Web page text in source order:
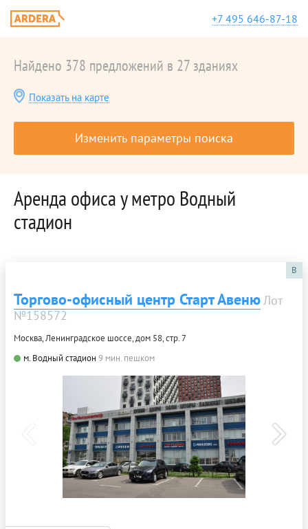
+7 495 646-87-18
Найдено 378 предложений в 27 зданиях
Показать на карте
Изменить параметры поиска
Аренда офиса у метро Водный
стадион
B
Торгово-офисный центр Старт АвенюЛот
№158572
Москва, Ленинградское шоссе, дом 58, стр. 7
м. Водный стадион 9 мин. пешком